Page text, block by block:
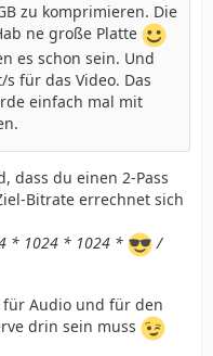
zu komprimieren. Die
ne große Platte
es schon sein. Und
für das Video. Das
einfach mal mit
dass du einen 2-Pass
Bitrate errechnet sich
* 1024 * 1024 *
/
Audio und für den
drin sein muss